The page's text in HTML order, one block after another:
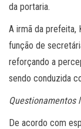
da portaria.
A irmã da prefeita,
função de
reforçando a
sendo conduzida
Questionamentos
De acordo com